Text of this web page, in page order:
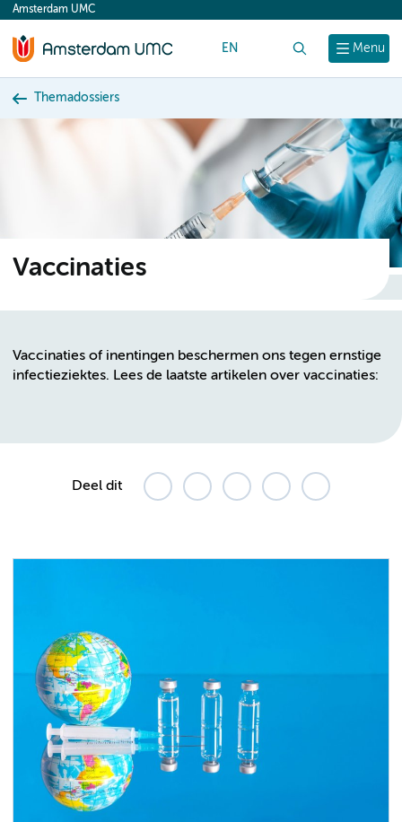
content
Menu
Amsterdam UMC
EN
Themadossiers
Vaccinaties
Vaccinaties of inentingen beschermen ons tegen ernstige
infectieziektes. Lees de laatste artikelen over vaccinaties:
Deel dit